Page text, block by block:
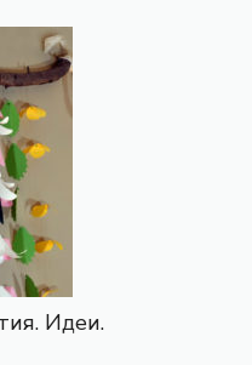
Идеи.